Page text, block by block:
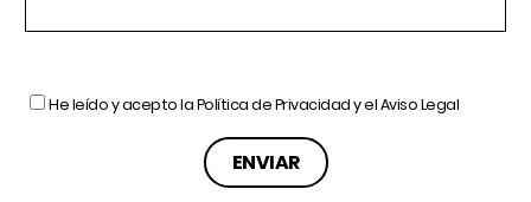
He leído y acepto laPolítica de Privacidady elAviso Legal